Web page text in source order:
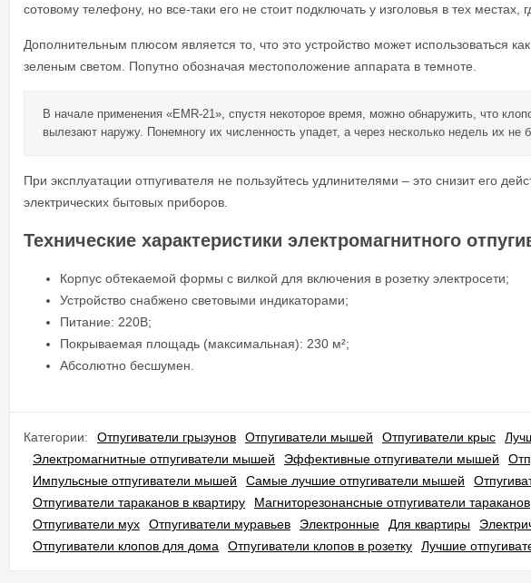
сотовому телефону, но все-таки его не стоит подключать у изголовья в тех
Дополнительным плюсом является то, что это устройство может использоваться
зеленым светом. Попутно обозначая местоположение аппарата в темноте.
В начале применения «EMR-21», спустя некоторое время, можно обнаружить, что
вылезают наружу. Понемногу их численность упадет, а через несколько недель их не
При эксплуатации отпугивателя не пользуйтесь удлинителями – это снизит его
электрических бытовых приборов.
Технические характеристики электромагнитного
Корпус обтекаемой формы с вилкой для включения в розетку электросети;
Устройство снабжено световыми индикаторами;
Питание: 220B;
Покрываемая площадь (максимальная): 230 м²;
Абсолютно бесшумен.
Категории: Отпугиватели грызунов Отпугиватели мышей Отпугиватели крыс
Электромагнитные отпугиватели мышей
Эффективные отпугиватели мышей
Импульсные отпугиватели мышей
Самые лучшие отпугиватели мышей
Отпугиватели тараканов в квартиру
Магниторезонансные отпугиватели тараканов
Отпугиватели мух
Отпугиватели муравьев Электронные Для квартиры
Отпугиватели клопов для дома
Отпугиватели клопов в розетку Лучшие